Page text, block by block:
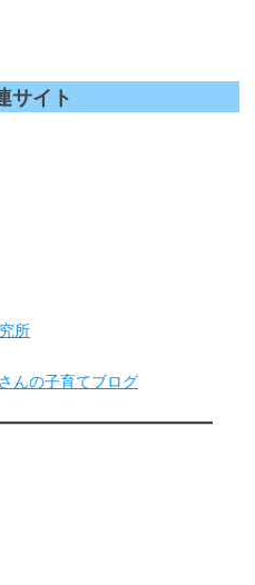
サイト
所
んの子育てブログ